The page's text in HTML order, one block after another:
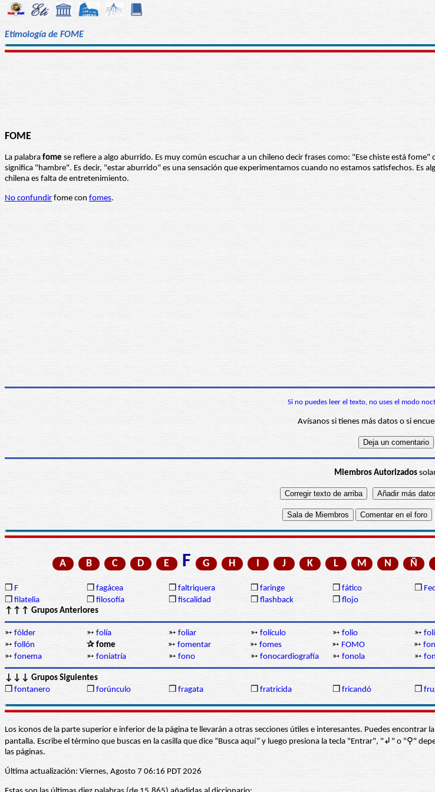
Etimología de FOME
FOME
La palabra fome se refiere a algo aburrido. Es muy común escuchar a un chileno decir frases como: "Ese chiste está
significa "hambre". Es decir, "estar aburrido" es una sensación que experimentamos cuando no estamos satisfechos. Es
chilena es falta de entretenimiento.
No confundir fome con fomes.
Si no puedes leer el texto, no uses el modo
Avísanos si tienes más datos o si
Miembros Autorizados
A B C D E F G H I J K L M N Ñ
❒ F ❒ fagácea ❒ faltriquera ❒ faringe ❒ fático ❒
❒ filatelia ❒ filosofía ❒ fiscalidad ❒ flashback ❒ flojo
↑↑↑ Grupos Anteriores
➳ fólder ➳ folía ➳ foliar ➳ folículo ➳ folio ➳
➳ follón ✰ fome ➳ fomentar ➳ fomes ➳ FOMO ➳
➳ fonema ➳ foniatría ➳ fono ➳ fonocardiografía ➳ fonola ➳
↓↓↓ Grupos Siguientes
❒ fontanero ❒ forúnculo ❒ fragata ❒ fratricida ❒ fricandó ❒
Los iconos de la parte superior e inferior de la página te llevarán a otras secciones útiles e interesantes. Puedes
pantalla. Escribe el término que buscas en la casilla que dice “Busca aquí” y luego presiona la tecla "Entrar", "↲" o "⚲"
las páginas.
Última actualización: Viernes, Agosto 7 06:16 PDT 2026